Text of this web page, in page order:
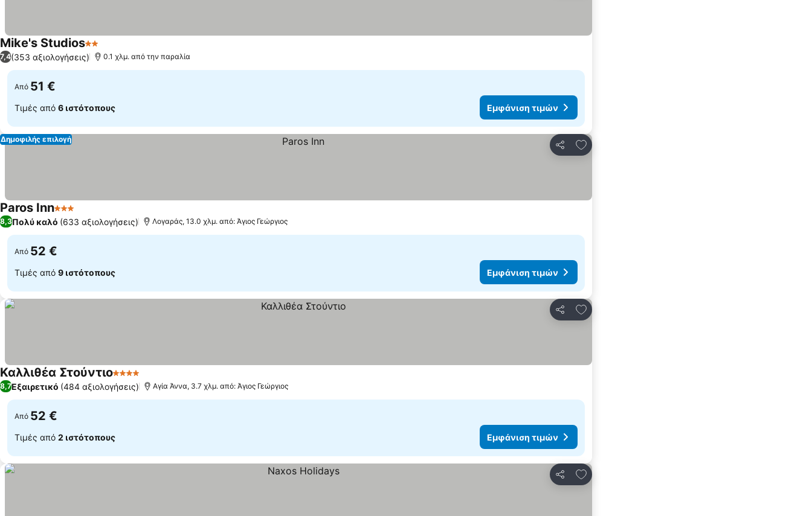
Mike's Studios2 Αστέρια
7,4(353 αξιολογήσεις) 0.1 χλμ. από την παραλία
Από 51 €
Τιμές από 6 ιστότοπους Εμφάνιση τιμών
Κοινοποίηση
Προσθήκη στα αγαπημένα
Δημοφιλής επιλογή
Paros Inn3 Αστέρια
8,3Πολύ καλό (633 αξιολογήσεις) Λογαράς, 13.0 χλμ. από: Άγιος Γεώργιος
Από 52 €
Τιμές από 9 ιστότοπους Εμφάνιση τιμών
Κοινοποίηση
Προσθήκη στα αγαπημένα
Καλλιθέα Στούντιο4 Αστέρια
8,7Εξαιρετικό (484 αξιολογήσεις) Αγία Άννα, 3.7 χλμ. από: Άγιος Γεώργιος
Από 52 €
Τιμές από 2 ιστότοπους Εμφάνιση τιμών
Κοινοποίηση
Προσθήκη στα αγαπημένα